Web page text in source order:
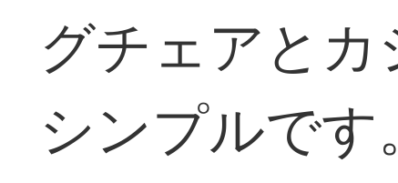
グチェアと
シンプルです。